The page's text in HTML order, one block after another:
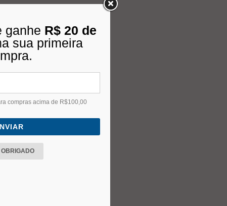
ganhe R$ 20 de
sua primeira
compras acima de R$100,00
OBRIGADO